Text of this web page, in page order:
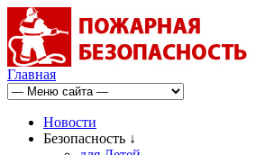
Главная
Новости
Безопасность ↓